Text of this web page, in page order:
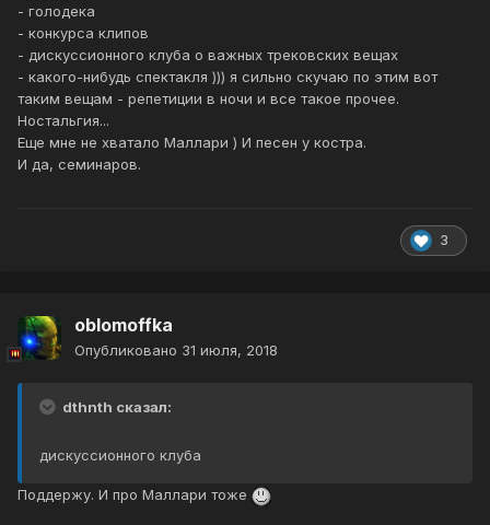
- голодека
- конкурса клипов
- дискуссионного клуба о важных трековских вещах
- какого-нибудь спектакля ))) я сильно скучаю по этим вот
таким вещам - репетиции в ночи и все такое прочее.
Ностальгия...
Еще мне не хватало Маллари ) И песен у костра.
И да, семинаров.
3
oblomoffka
Опубликовано 31 июля, 2018
dthnth сказал:
дискуссионного клуба
Поддержу. И про Маллари тоже